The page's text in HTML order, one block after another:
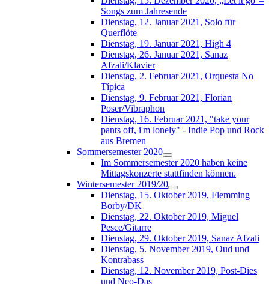
Songs zum Jahresende
Dienstag, 12. Januar 2021, Solo für
Querflöte
Dienstag, 19. Januar 2021, High 4
Dienstag, 26. Januar 2021, Sanaz
Afzali/Klavier
Dienstag, 2. Februar 2021, Orquesta No
Típica
Dienstag, 9. Februar 2021, Florian
Poser/Vibraphon
Dienstag, 16. Februar 2021, "take your
pants off, i'm lonely" - Indie Pop und Rock
aus Bremen
Sommersemester 2020
Im Sommersemester 2020 haben keine
Mittagskonzerte stattfinden können.
Wintersemester 2019/20
Dienstag, 15. Oktober 2019, Flemming
Borby/DK
Dienstag, 22. Oktober 2019, Miguel
Pesce/Gitarre
Dienstag, 29. Oktober 2019, Sanaz Afzali
Dienstag, 5. November 2019, Oud und
Kontrabass
Dienstag, 12. November 2019, Post-Dies
und Neo-Das